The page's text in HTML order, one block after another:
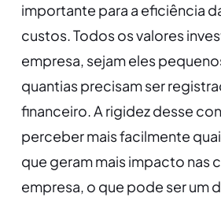
importante para a eficiência
custos. Todos os valores
empresa, sejam eles
quantias precisam ser
financeiro. A rigidez desse
perceber mais facilmente
que geram mais impacto nas
empresa, o que pode ser um